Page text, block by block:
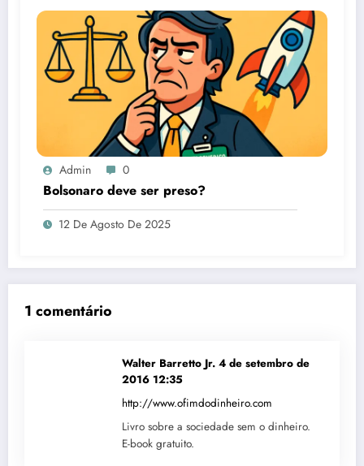
Admin 0
Bolsonaro deve ser preso?
12 De Agosto De 2025
1 comentário
Walter Barretto Jr. 4 de setembro de
2016 12:35
http://www.ofimdodinheiro.com
Livro sobre a sociedade sem o dinheiro.
E-book gratuito.